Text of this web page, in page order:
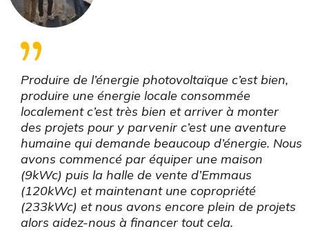
Produire de l’énergie photovoltaïque c’est bien,
produire une énergie locale consommée
localement c’est très bien et arriver à monter
des projets pour y parvenir c’est une aventure
humaine qui demande beaucoup d’énergie. Nous
avons commencé par équiper une maison
(9kWc) puis la halle de vente d’Emmaus
(120kWc) et maintenant une copropriété
(233kWc) et nous avons encore plein de projets
alors aidez-nous à financer tout cela.